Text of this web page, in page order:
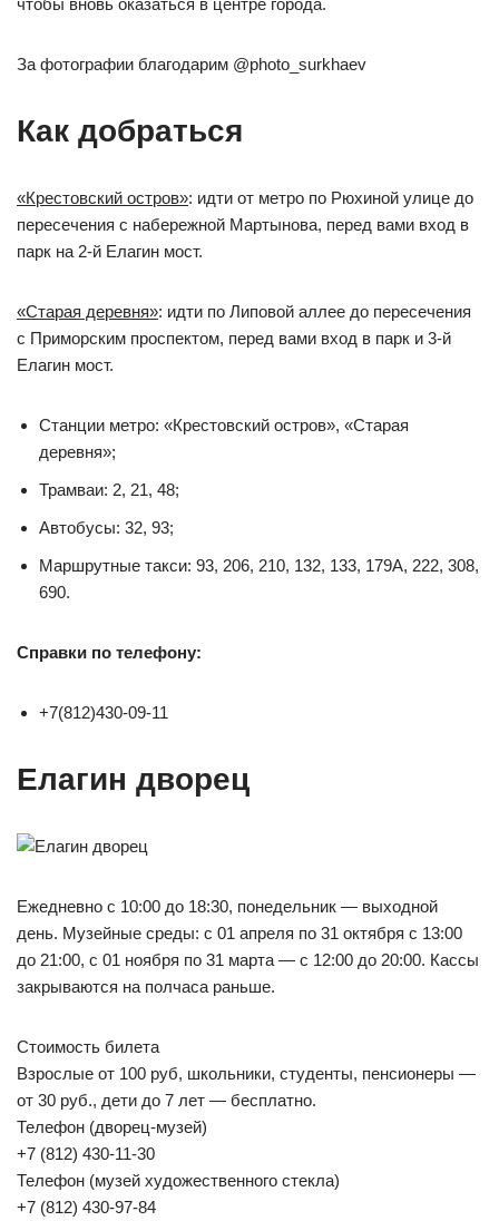
чтобы вновь оказаться в центре города.
За фотографии благодарим @photo_surkhaev
Как добраться
«Крестовский остров»: идти от метро по Рюхиной улице до
пересечения с набережной Мартынова, перед вами вход в
парк на 2-й Елагин мост.
«Старая деревня»: идти по Липовой аллее до пересечения
с Приморским проспектом, перед вами вход в парк и 3-й
Елагин мост.
Станции метро: «Крестовский остров», «Старая
деревня»;
Трамваи: 2, 21, 48;
Автобусы: 32, 93;
Маршрутные такси: 93, 206, 210, 132, 133, 179А, 222, 308,
690.
Справки по телефону:
+7(812)430-09-11
Елагин дворец
Ежедневно с 10:00 до 18:30, понедельник — выходной
день. Музейные среды: с 01 апреля по 31 октября с 13:00
до 21:00, с 01 ноября по 31 марта — с 12:00 до 20:00. Кассы
закрываются на полчаса раньше.
Стоимость билета
Взрослые от 100 руб, школьники, студенты, пенсионеры —
от 30 руб., дети до 7 лет — бесплатно.
Телефон (дворец-музей)
+7 (812) 430-11-30
Телефон (музей художественного стекла)
+7 (812) 430-97-84